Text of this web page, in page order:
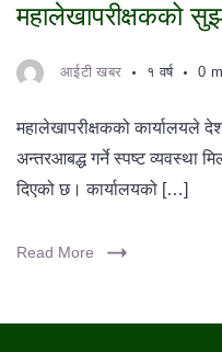
महालेखापरीक्षकको
आईटी खबर १ वर्ष 0
महालेखापरीक्षकको कार्यालयले
अन्तरआबद्ध गर्ने स्पष्ट व्यवस्था
दिएको छ। कार्यालयको […]
Read More